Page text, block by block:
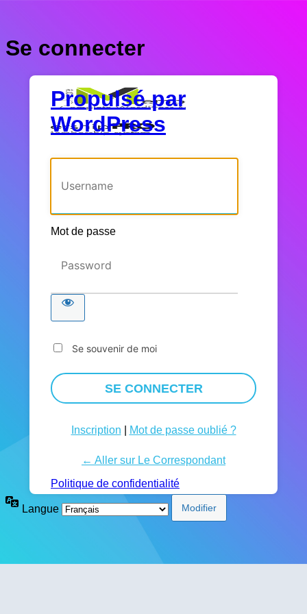
Se connecter
Propulsé par
WordPress
Mot de passe
Se souvenir de moi
Inscription Mot de passe oublié ?
← Aller sur Le Correspondant
Politique de confidentialité
Langue